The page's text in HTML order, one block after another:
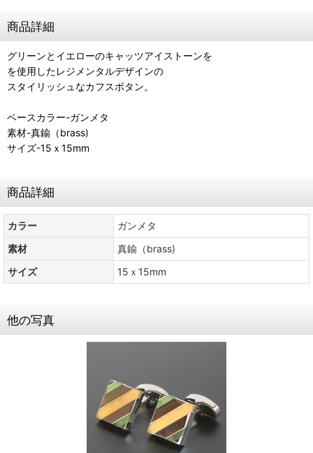
商品詳細
グリーンとイエローのキャッツアイストーンを
を使用したレジメンタルデザインの
スタイリッシュなカフスボタン。
ベースカラー-ガンメタ
素材-真鍮（brass)
サイズ-15ｘ15mm
商品詳細
カラー
ガンメタ
素材
真鍮（brass)
サイズ
15ｘ15mm
他の写真